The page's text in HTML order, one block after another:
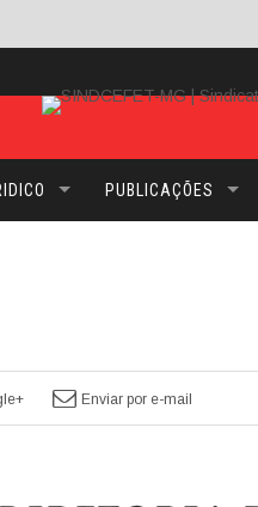
PUBLICAÇÕES
Enviar por e-mail